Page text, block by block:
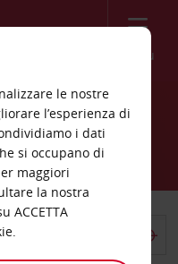
Menù
le nostre
l’esperienza di
i dati
si occupano di
maggiori
la nostra
ACCETTA